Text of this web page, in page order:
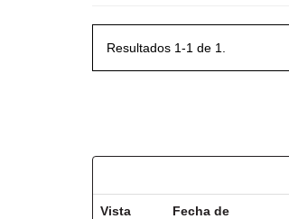
Resultados 1-1 de 1.
Vista
Fecha de